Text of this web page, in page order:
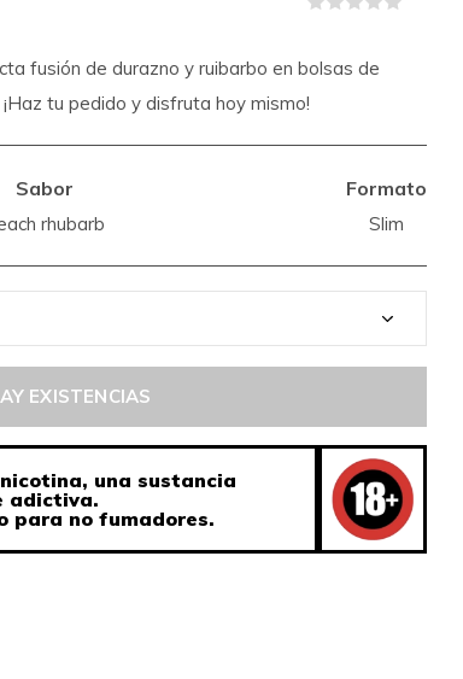
fusión de durazno y ruibarbo en bolsas de
tu pedido y disfruta hoy mismo!
Sabor
rhubarb
Formato
Slim
EXISTENCIAS
una sustancia
adictiva.
para no fumadores.